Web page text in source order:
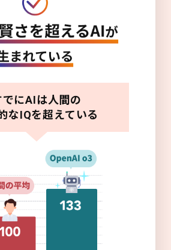
でにAIは人間の
なIQを超えている